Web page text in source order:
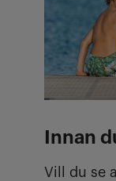
Innan
Vill du se